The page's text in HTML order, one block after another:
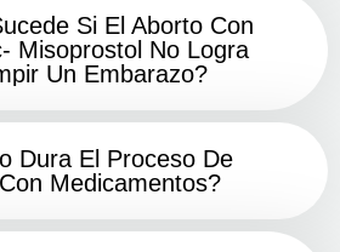
Si El Aborto Con
Misoprostol No Logra
Un Embarazo?
Dura El Proceso De
Medicamentos?